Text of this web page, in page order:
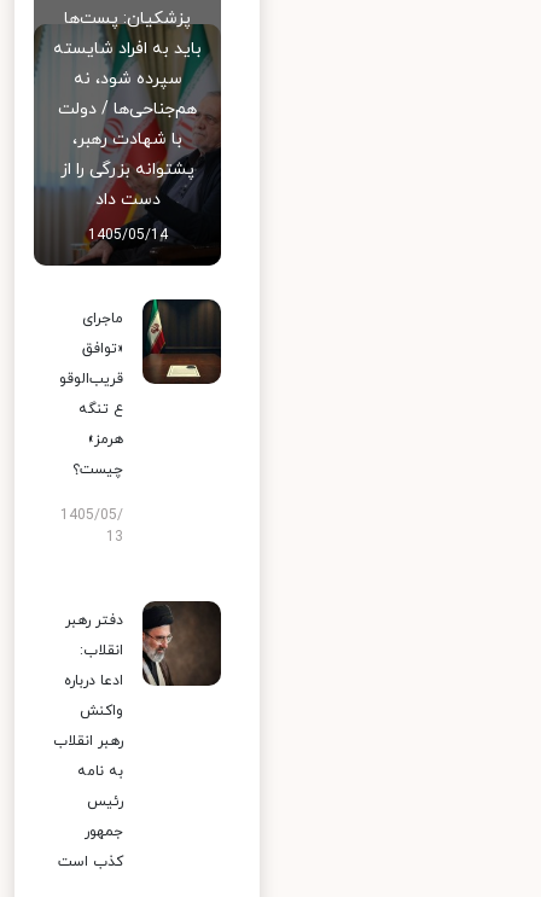
پزشکیان: پست‌ها
باید به افراد شایسته
سپرده شود، نه
هم‌جناحی‌ها / دولت
با شهادت رهبر،
پشتوانه بزرگی را از
دست داد
1405/05/14
ماجرای
«توافق
قریب‌الوقو
ع تنگه
هرمز»
چیست؟
1405/05/
13
دفتر رهبر
انقلاب:
ادعا درباره
واکنش
رهبر انقلاب
به نامه
رئیس
جمهور
کذب است